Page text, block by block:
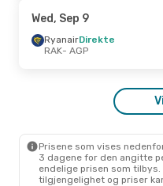
Wed, Sep 9
RyanairDirekte
RAK- AGP
Prisene som vises
3 dagene for den angitte
endelige prisen som
tilgjengelighet og priser